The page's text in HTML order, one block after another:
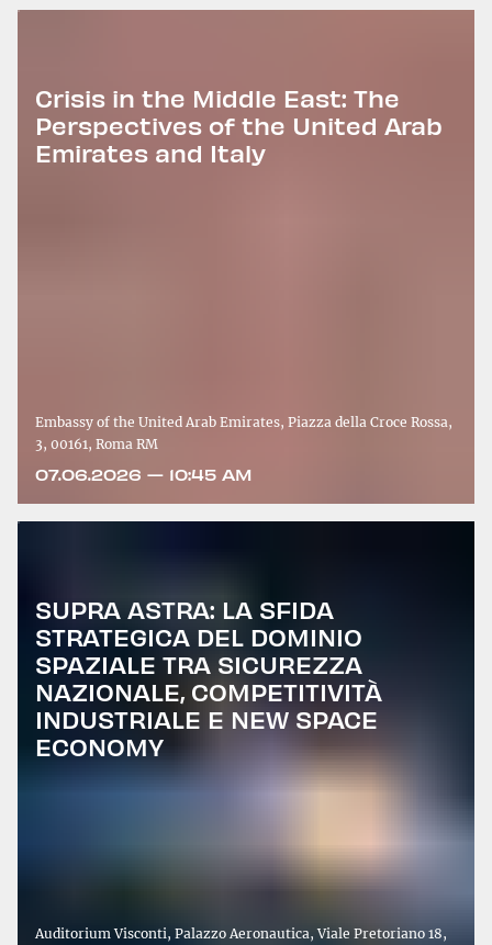
Crisis in the Middle East: The
Perspectives of the United Arab
Emirates and Italy
Embassy of the United Arab Emirates, Piazza della Croce Rossa,
3, 00161, Roma RM
07.06.2026 — 10:45 AM
SUPRA ASTRA: LA SFIDA
STRATEGICA DEL DOMINIO
SPAZIALE TRA SICUREZZA
NAZIONALE, COMPETITIVITÀ
INDUSTRIALE E NEW SPACE
ECONOMY
Auditorium Visconti, Palazzo Aeronautica, Viale Pretoriano 18,